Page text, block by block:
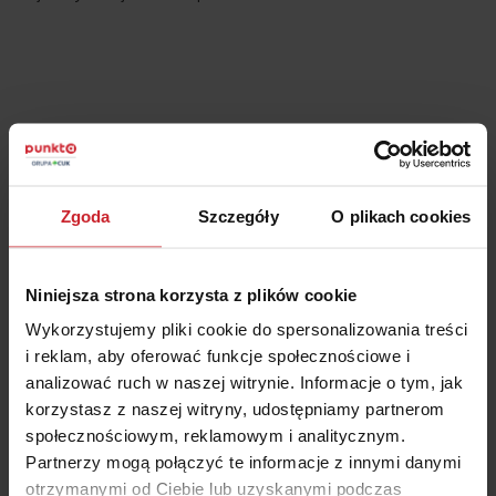
Zgoda Szczegóły O plikach cookies
Niniejsza strona korzysta z plików cookie
Wykorzystujemy pliki cookie do spersonalizowania treści
i reklam, aby oferować funkcje społecznościowe i
analizować ruch w naszej witrynie. Informacje o tym, jak
korzystasz z naszej witryny, udostępniamy partnerom
społecznościowym, reklamowym i analitycznym.
Partnerzy mogą połączyć te informacje z innymi danymi
otrzymanymi od Ciebie lub uzyskanymi podczas
98% klientów poleca
Punkta
Ponad 290 tys. osób zaoszczędziły w sumie
159 568 209 zł!
Kupiłeś polisę w Avivie przez Punktę?Wystaw
opinię!